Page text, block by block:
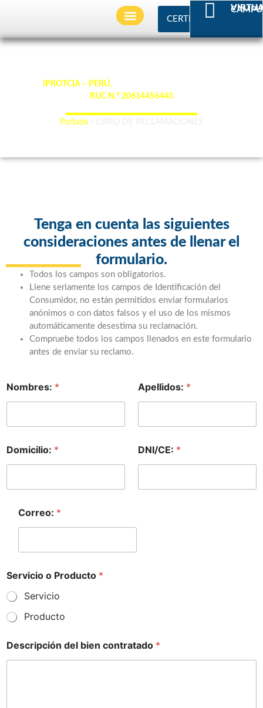
CERTIFICADO
LIBRO DE RECLAMACIONES
IPROTCIA – PERÚ,
RUC N.° 20614456443
Portada
Tenga en cuenta las siguientes
consideraciones antes de llenar el
formulario.
Todos los campos son obligatorios.
Llene seriamente los campos de Identificación del
Consumidor, no están permitidos enviar formularios
anónimos o con datos falsos y el uso de los mismos
automáticamente desestima su reclamación.
Compruebe todos los campos llenados en este formulario
antes de enviar su reclamo.
Nombres: * Apellidos: *
Domicilio: * DNI/CE: *
Correo: *
Servicio o Producto *
Servicio
Producto
Descripción del bien contratado *